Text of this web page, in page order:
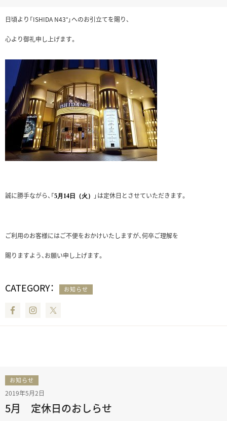
日頃より「ISHIDA N43°」へのお引立てを賜り、
心より御礼申し上げます。
誠に勝手ながら、「5月14日（火） 」は定休日とさせていただきます。
ご利用のお客様にはご不便をおかけいたしますが、何卒ご理解を
賜りますよう、お願い申し上げます。
CATEGORY： お知らせ
FacebookInstagram
お知らせ
2019年5月2日
5月 定休日のおしらせ